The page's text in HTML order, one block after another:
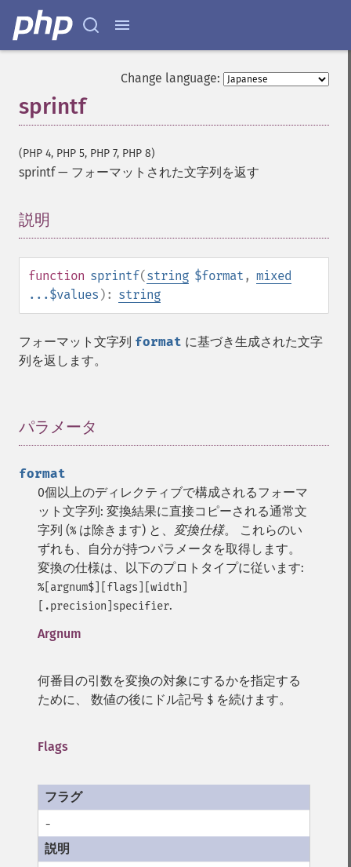
Change language:
sprintf
(PHP 4, PHP 5, PHP 7, PHP 8)
sprintf— フォーマットされた文字列を返す
説明
function sprintf(string $format , mixed
...$values ): string
フォーマット文字列 format に基づき生成された文字
列を返します。
パラメータ
format
0個以上のディレクティブで構成されるフォーマ
ット文字列: 変換結果に直接コピーされる通常文
字列 (% は除きます) と、 変換仕様。 これらのい
ずれも、自分が持つパラメータを取得します。
変換の仕様は、以下のプロトタイプに従います:
%[argnum$][flags][width]
[.precision]specifier.
Argnum
何番目の引数を変換の対象にするかを指定する
ために、 数値の後にドル記号 $ を続けます。
Flags
-